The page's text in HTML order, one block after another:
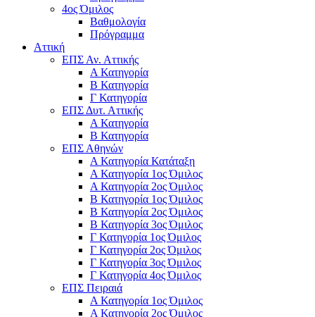
4ος Όμιλος
Βαθμολογία
Πρόγραμμα
Αττική
ΕΠΣ Αν. Αττικής
Α Κατηγορία
Β Κατηγορία
Γ Κατηγορία
ΕΠΣ Δυτ. Αττικής
Α Κατηγορία
Β Κατηγορία
ΕΠΣ Αθηνών
Α Κατηγορία Κατάταξη
Α Κατηγορία 1ος Όμιλος
Α Κατηγορία 2ος Όμιλος
Β Κατηγορία 1ος Όμιλος
Β Κατηγορία 2ος Όμιλος
Β Κατηγορία 3ος Όμιλος
Γ Κατηγορία 1ος Όμιλος
Γ Κατηγορία 2ος Όμιλος
Γ Κατηγορία 3ος Όμιλος
Γ Κατηγορία 4ος Όμιλος
ΕΠΣ Πειραιά
Α Κατηγορία 1ος Όμιλος
Α Κατηγορία 2ος Όμιλος